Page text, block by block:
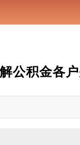
公积金各户